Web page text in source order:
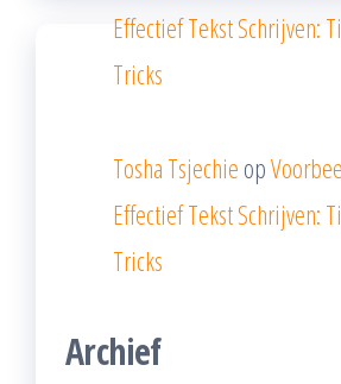
Effectief Tekst Schrijven:
Tricks
Tosha Tsjechie op
Effectief Tekst Schrijven:
Tricks
Archief